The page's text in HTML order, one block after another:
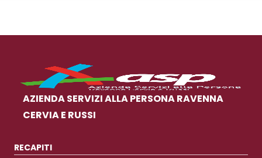
AZIENDA SERVIZI ALLA PERSONA RAVENNA
CERVIA E RUSSI
RECAPITI